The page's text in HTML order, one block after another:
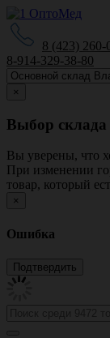
8 (423) 260-
8-914-329-38-80
×
Выбор склада
Вы уверены, что
При изменении
товар, который
×
Ошибка